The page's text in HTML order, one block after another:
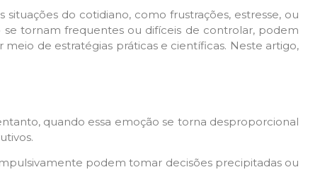
do cotidiano, como frustrações, estresse, ou
se tornam frequentes ou difíceis de controlar, podem
de estratégias práticas e científicas. Neste artigo,
quando essa emoção se torna desproporcional
podem tomar decisões precipitadas ou